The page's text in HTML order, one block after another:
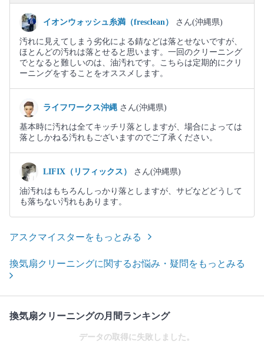
イオンウォッシュ糸満（fresclean） さん(沖縄県)
汚れに見えてしまう劣化による錆などは落とせないですが、
ほとんどの汚れは落とせると思います。一回のクリーニング
でとなると難しいのは、油汚れです。こちらは定期的にクリ
ーニングをすることをオススメします。
ライフワークス沖縄 さん(沖縄県)
基本時に汚れは全てキッチリ落としますが、場合によっては
落としかねる汚れもございますのでご了承ください。
LIFIX（リフィックス） さん(沖縄県)
油汚れはもちろんしっかり落としますが、サビなどどうして
も落ちない汚れもあります。
アスクマイスターをもっとみる
換気扇クリーニングに関するお悩み・疑問をもっとみる
換気扇クリーニングの月間ランキング
データの取得に失敗しました。